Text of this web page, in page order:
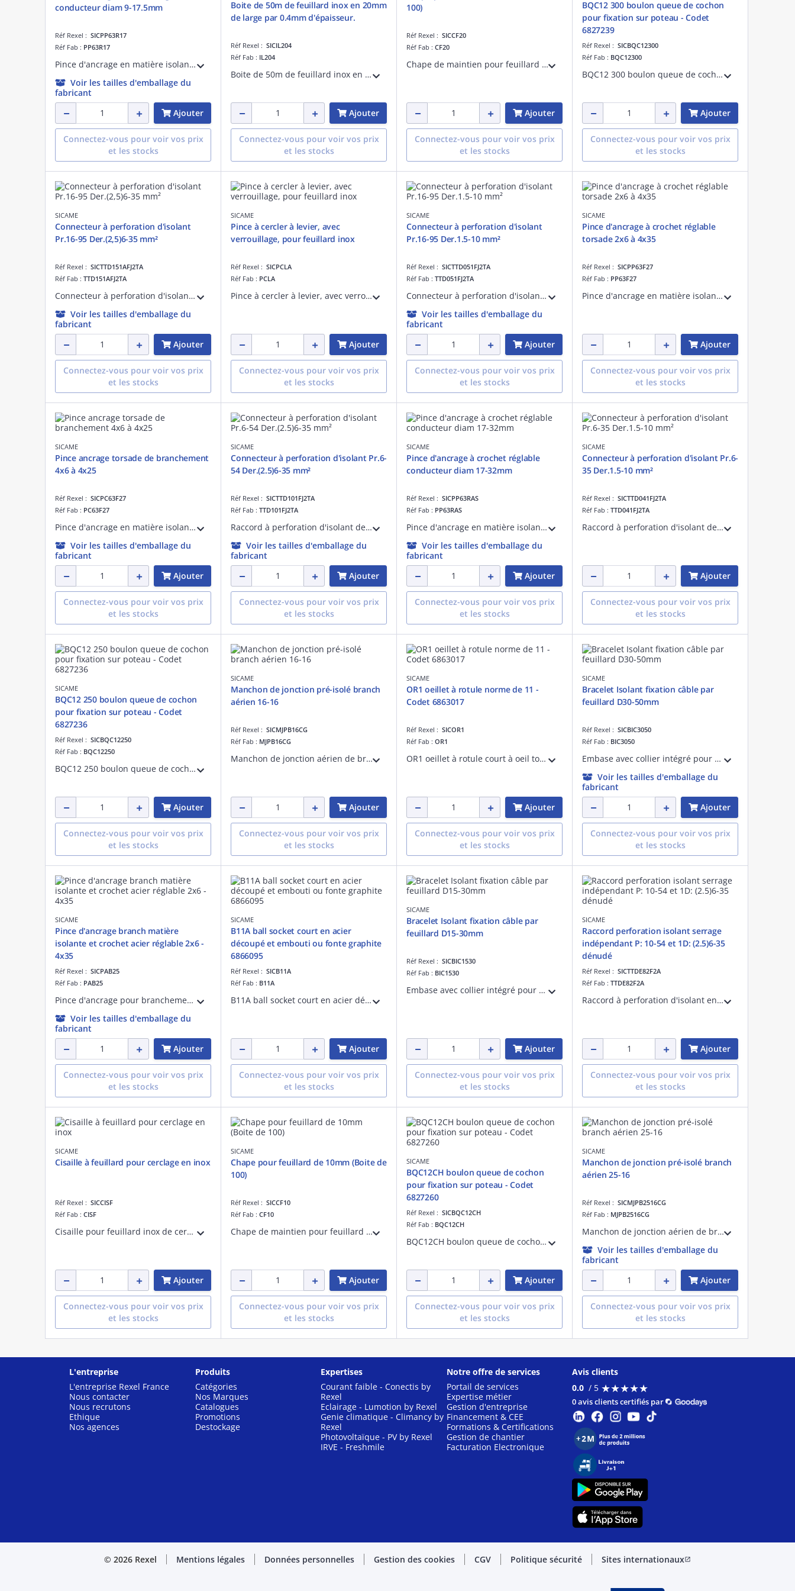
conducteur diam 9-17.5mm
Réf Rexel : SICPP63R17
Réf Fab : PP63R17
Pince d'ancrage en matière isolante pour câble de branchement diamètre 9 à 17.5mm avec crochet et loquet réglable en longueur.
Voir les tailles d'emballage du
fabricant
Ajouter
Connectez-vous pour voir vos prix
et les stocks
Boite de 50m de feuillard inox en 20mm
de large par 0.4mm d'épaisseur.
Réf Rexel : SICIL204
Réf Fab : IL204
Boite de 50m de feuillard inox en 20mm de large par 0.4mm d'épaisseur. Codet Enedis 6839644
Ajouter
Connectez-vous pour voir vos prix
et les stocks
100)
Réf Rexel : SICCF20
Réf Fab : CF20
Chape de maintien pour feuillard inox de 20mm (Boite de 100). Codet Enedis 6839724
Ajouter
Connectez-vous pour voir vos prix
et les stocks
BQC12 300 boulon queue de cochon
pour fixation sur poteau - Codet
6827239
Réf Rexel : SICBQC12300
Réf Fab : BQC12300
BQC12 300 boulon queue de cochon pour fixation sur poteau - Codet 6827239 diamètre 12 longueur 300
Ajouter
Connectez-vous pour voir vos prix
et les stocks
SICAME
Connecteur à perforation d'isolant
Pr.16-95 Der.(2,5)6-35 mm²
Réf Rexel : SICTTD151AFJ2TA
Réf Fab : TTD151AFJ2TA
Connecteur à perforation d'isolant de branchement tension nominale de 0.6 / 1 kV. Ligne principale : Cu ou Al isolé, 16 - 95 mm² Ligne de dérivation : Cu ou Al isolé, (2.5) 6 -35 mm². Classe B1. Acc. NF C 33 020:2013, EN 50 483-1,4,5,6:2009
Voir les tailles d'emballage du
fabricant
Ajouter
Connectez-vous pour voir vos prix
et les stocks
SICAME
Pince à cercler à levier, avec
verrouillage, pour feuillard inox
Réf Rexel : SICPCLA
Réf Fab : PCLA
Pince à cercler à levier, avec verrouillage, pour feuillard inox de 10 ou 20mm de large et d'épaisseur 0.4 à 0.7mm
Ajouter
Connectez-vous pour voir vos prix
et les stocks
SICAME
Connecteur à perforation d'isolant
Pr.16-95 Der.1.5-10 mm²
Réf Rexel : SICTTD051FJ2TA
Réf Fab : TTD051FJ2TA
Connecteur à perforation d'isolant pour câbles Pr.16 à 95 Der.1.5 à 10 mm². Codet Enedis 6737630
Voir les tailles d'emballage du
fabricant
Ajouter
Connectez-vous pour voir vos prix
et les stocks
SICAME
Pince d'ancrage à crochet réglable
torsade 2x6 à 4x35
Réf Rexel : SICPP63F27
Réf Fab : PP63F27
Pince d'ancrage en matière isolante pour torsade 4 conducteurs de branchement de 6 à 25 mm² avec crochet et loquet réglable en longueur.
Ajouter
Connectez-vous pour voir vos prix
et les stocks
SICAME
Pince ancrage torsade de branchement
4x6 à 4x25
Réf Rexel : SICPC63F27
Réf Fab : PC63F27
Pince d'ancrage en matière isolante pour torsade 4 conducteurs de branchement de 6 à 25 mm².
Voir les tailles d'emballage du
fabricant
Ajouter
Connectez-vous pour voir vos prix
et les stocks
SICAME
Connecteur à perforation d'isolant Pr.6-
54 Der.(2.5)6-35 mm²
Réf Rexel : SICTTD101FJ2TA
Réf Fab : TTD101FJ2TA
Raccord à perforation d'isolant de branchement pour câble principal 6 à 54 et dérivé (2.5) 6 à 35
Voir les tailles d'emballage du
fabricant
Ajouter
Connectez-vous pour voir vos prix
et les stocks
SICAME
Pince d'ancrage à crochet réglable
conducteur diam 17-32mm
Réf Rexel : SICPP63RAS
Réf Fab : PP63RAS
Pince d'ancrage en matière isolante pour câble de branchement diamètre 17 à 32mm avec crochet et loquet réglable en longueur.
Voir les tailles d'emballage du
fabricant
Ajouter
Connectez-vous pour voir vos prix
et les stocks
SICAME
Connecteur à perforation d'isolant Pr.6-
35 Der.1.5-10 mm²
Réf Rexel : SICTTD041FJ2TA
Réf Fab : TTD041FJ2TA
Raccord à perforation d'isolant de branchement pour câble principal 6 à 35 et dérivé 1.5 à 10
Ajouter
Connectez-vous pour voir vos prix
et les stocks
SICAME
BQC12 250 boulon queue de cochon
pour fixation sur poteau - Codet
6827236
Réf Rexel : SICBQC12250
Réf Fab : BQC12250
BQC12 250 boulon queue de cochon pour fixation sur poteau - Codet 6827236 diamètre 12 longueur 250
Ajouter
Connectez-vous pour voir vos prix
et les stocks
SICAME
Manchon de jonction pré-isolé branch
aérien 16-16
Réf Rexel : SICMJPB16CG
Réf Fab : MJPB16CG
Manchon de jonction aérien de branchement pré-isolé à sertir pour configuration 16 - 16 mm².
Ajouter
Connectez-vous pour voir vos prix
et les stocks
SICAME
OR1 oeillet à rotule norme de 11 -
Codet 6863017
Réf Rexel : SICOR1
Réf Fab : OR1
OR1 oeillet à rotule court à oeil torique norme de 11 codet 6863017 pour montage sur étrier
Ajouter
Connectez-vous pour voir vos prix
et les stocks
SICAME
Bracelet Isolant fixation câble par
feuillard D30-50mm
Réf Rexel : SICBIC3050
Réf Fab : BIC3050
Embase avec collier intégré pour fixation de câble diamètre 30 à 50mm sur feuillard
Voir les tailles d'emballage du
fabricant
Ajouter
Connectez-vous pour voir vos prix
et les stocks
SICAME
Pince d'ancrage branch matière
isolante et crochet acier réglable 2x6 -
4x35
Réf Rexel : SICPAB25
Réf Fab : PAB25
Pince d'ancrage pour branchement en matière isolante et crochet acier réglable en longueur.
Voir les tailles d'emballage du
fabricant
Ajouter
Connectez-vous pour voir vos prix
et les stocks
SICAME
B11A ball socket court en acier
découpé et embouti ou fonte graphite
6866095
Réf Rexel : SICB11A
Réf Fab : B11A
B11A ball socket court en acier découpé et embouti ou fonte graphite spéroidale galvanisée, goupille en acier inox
Ajouter
Connectez-vous pour voir vos prix
et les stocks
SICAME
Bracelet Isolant fixation câble par
feuillard D15-30mm
Réf Rexel : SICBIC1530
Réf Fab : BIC1530
Embase avec collier intégré pour fixation de câble diamètre 15 à 30mm sur feuillard
Ajouter
Connectez-vous pour voir vos prix
et les stocks
SICAME
Raccord perforation isolant serrage
indépendant P: 10-54 et 1D: (2.5)6-35
dénudé
Réf Rexel : SICTTDE82F2A
Réf Fab : TTDE82F2A
Raccord à perforation d'isolant en principal 10 à 54 et à dénudage pour 1 dérivé avec serrage indépendant (2.5) 6 à 35
Ajouter
Connectez-vous pour voir vos prix
et les stocks
SICAME
Cisaille à feuillard pour cerclage en inox
Réf Rexel : SICCISF
Réf Fab : CISF
Cisaille pour feuillard inox de cerclage de 10 ou 20mm de large et d'épaisseur 0.4 ou 0.7mm.
Ajouter
Connectez-vous pour voir vos prix
et les stocks
SICAME
Chape pour feuillard de 10mm (Boite de
100)
Réf Rexel : SICCF10
Réf Fab : CF10
Chape de maintien pour feuillard inox de 10mm (Boite de 100). Codet Enedis 6839726
Ajouter
Connectez-vous pour voir vos prix
et les stocks
SICAME
BQC12CH boulon queue de cochon
pour fixation sur poteau - Codet
6827260
Réf Rexel : SICBQC12CH
Réf Fab : BQC12CH
BQC12CH boulon queue de cochon pour fixation sur poteau diamètre 12 longueur 110 avec cheville
Ajouter
Connectez-vous pour voir vos prix
et les stocks
SICAME
Manchon de jonction pré-isolé branch
aérien 25-16
Réf Rexel : SICMJPB2516CG
Réf Fab : MJPB2516CG
Manchon de jonction aérien de branchement pré-isolé à sertir pour configuration 25 - 16 mm².
Voir les tailles d'emballage du
fabricant
Ajouter
Connectez-vous pour voir vos prix
et les stocks
L'entreprise
L'entreprise Rexel France
Nous contacter
Nous recrutons
Ethique
Nos agences
Produits
Catégories
Nos Marques
Catalogues
Promotions
Destockage
Expertises
Courant faible - Conectis by
Rexel
Eclairage - Lumotion by Rexel
Genie climatique - Climancy by
Rexel
Photovoltaïque - PV by Rexel
IRVE - Freshmile
Notre offre de services
Portail de services
Expertise métier
Gestion d'entreprise
Financement & CEE
Formations & Certifications
Gestion de chantier
Facturation Electronique
Avis clients
0.0 / 5 ★★★★★
★★★★★
0 avis clients certifiés par
© 2026 Rexel Mentions légales Données personnelles Gestion des cookies CGV Politique sécurité Sites internationauxopen_in_new